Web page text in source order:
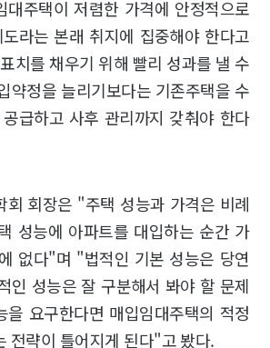
대주택이 저렴한 가격에 안정적으로
라는 본래 취지에 집중해야 한다고
치를 채우기 위해 빨리 성과를 낼 수
약정을 늘리기보다는 기존주택을 수
급하고 사후 관리까지 갖춰야 한다
회 회장은 "주택 성능과 가격은 비례
성능에 아파트를 대입하는 순간 가
없다"며 "법적인 기본 성능은 당연
인 성능은 잘 구분해서 봐야 할 문제
을 요구한다면 매입임대주택의 적정
전략이 틀어지게 된다"고 봤다.